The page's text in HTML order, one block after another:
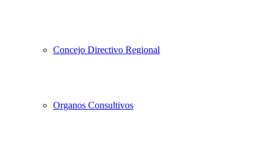
Concejo Directivo Regional
Organos Consultivos